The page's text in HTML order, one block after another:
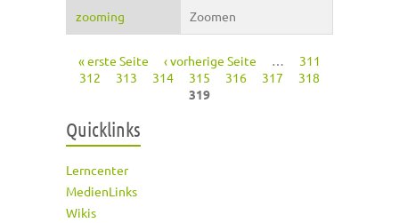
zooming Zoomen
Seiten
« erste Seite ‹ vorherige Seite …
311
312
313 314 315 316 317
318
319
Quicklinks
Lerncenter
MedienLinks
Wikis